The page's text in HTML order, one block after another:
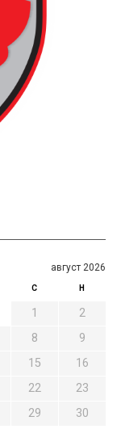
август 2026
С Н
1
2
8
9
15
16
22
23
29
30